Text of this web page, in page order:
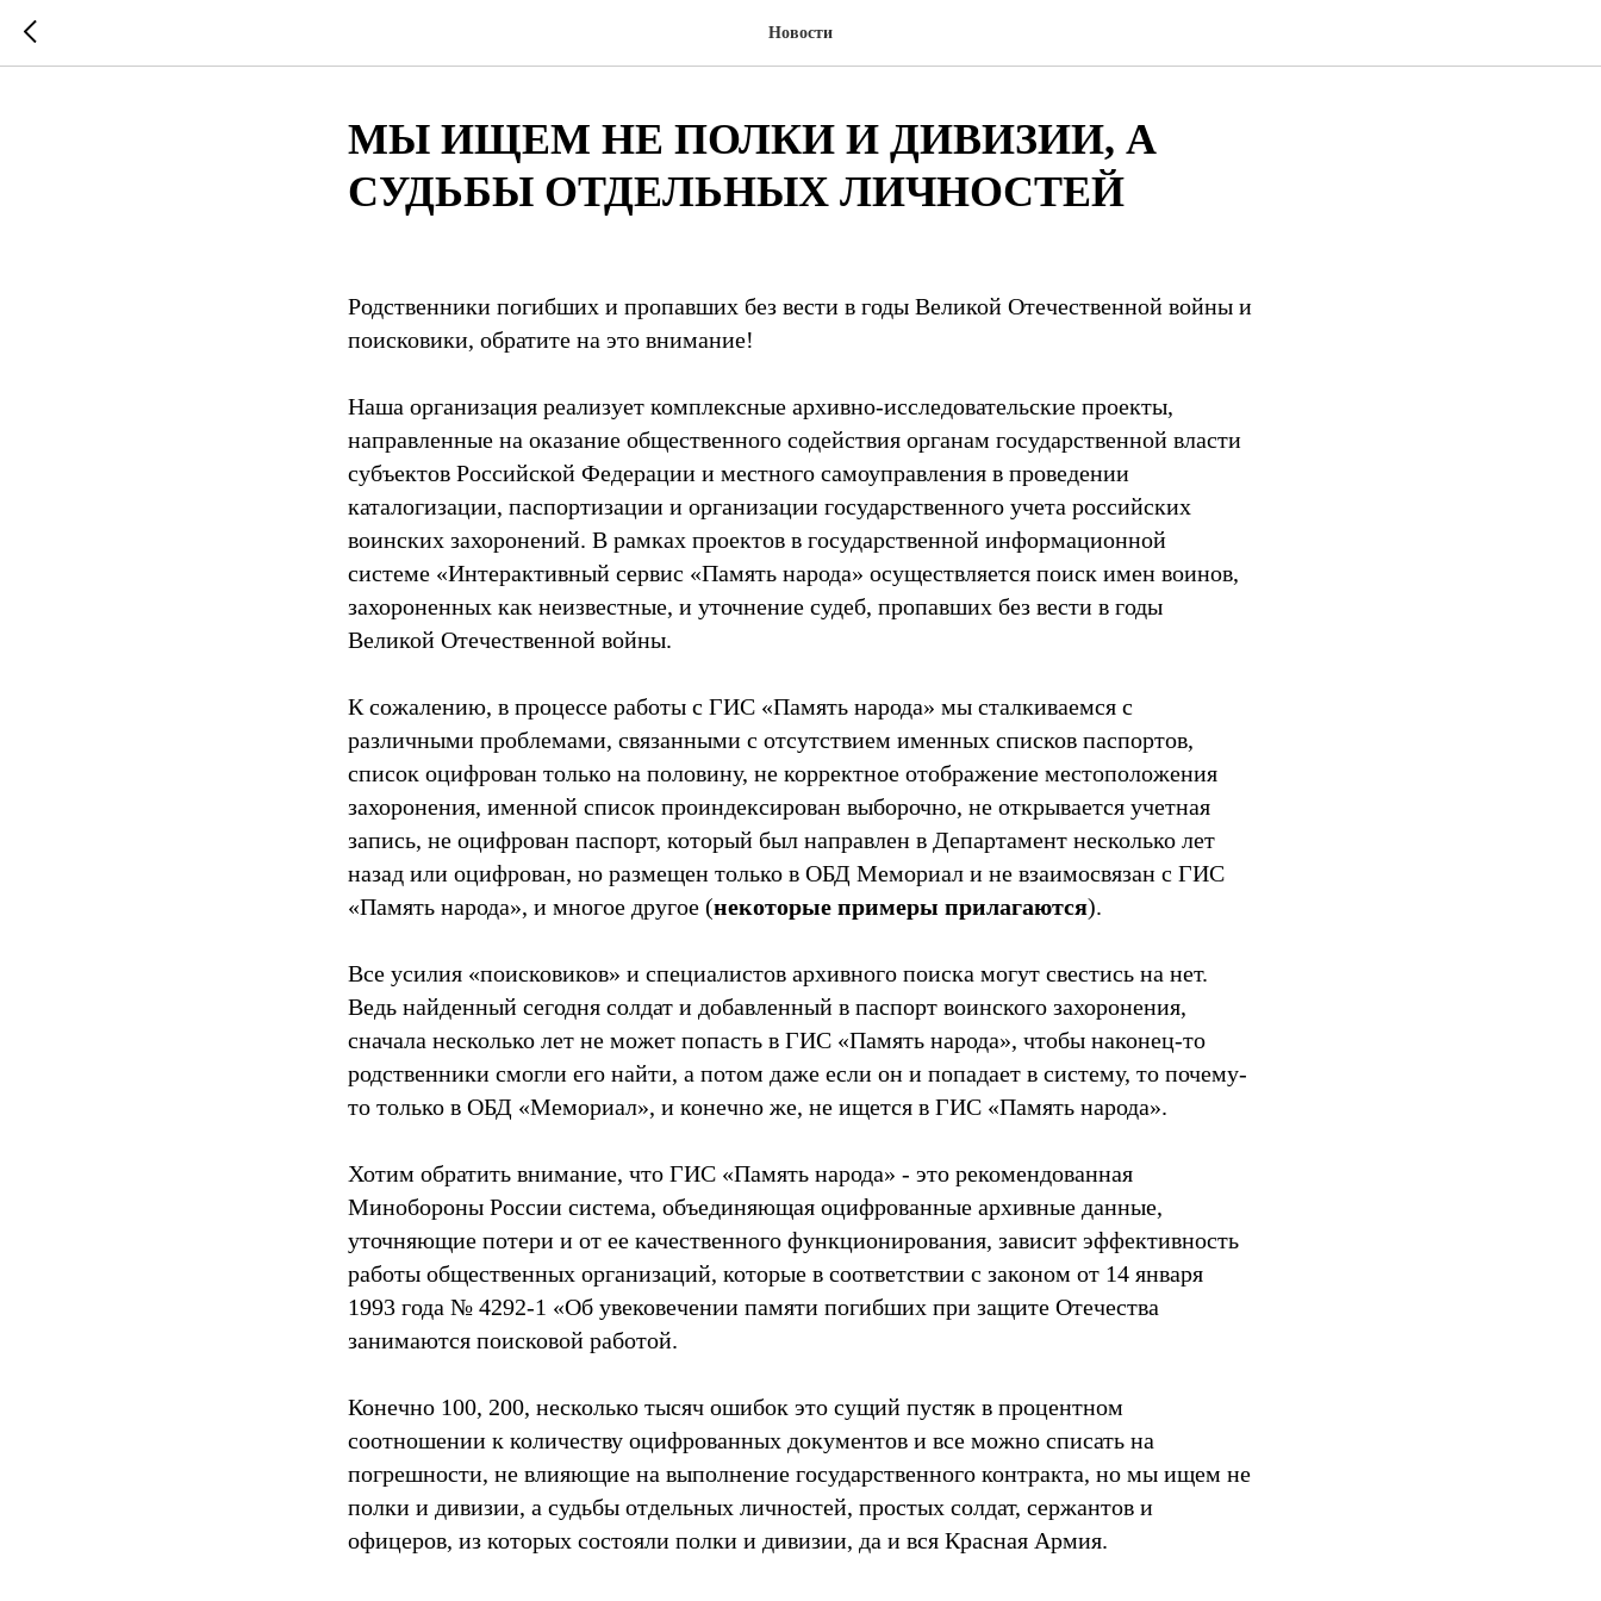
Новости
МЫ ИЩЕМ НЕ ПОЛКИ И ДИВИЗИИ, А
СУДЬБЫ ОТДЕЛЬНЫХ ЛИЧНОСТЕЙ
Родственники погибших и пропавших без вести в годы Великой Отечественной войны и
поисковики, обратите на это внимание!
Наша организация реализует комплексные архивно-исследовательские проекты,
направленные на оказание общественного содействия органам государственной власти
субъектов Российской Федерации и местного самоуправления в проведении
каталогизации, паспортизации и организации государственного учета российских
воинских захоронений. В рамках проектов в государственной информационной
системе «Интерактивный сервис «Память народа» осуществляется поиск имен воинов,
захороненных как неизвестные, и уточнение судеб, пропавших без вести в годы
Великой Отечественной войны.
К сожалению, в процессе работы с ГИС «Память народа» мы сталкиваемся с
различными проблемами, связанными с отсутствием именных списков паспортов,
список оцифрован только на половину, не корректное отображение местоположения
захоронения, именной список проиндексирован выборочно, не открывается учетная
запись, не оцифрован паспорт, который был направлен в Департамент несколько лет
назад или оцифрован, но размещен только в ОБД Мемориал и не взаимосвязан с ГИС
«Память народа», и многое другое (некоторые примеры прилагаются).
Все усилия «поисковиков» и специалистов архивного поиска могут свестись на нет.
Ведь найденный сегодня солдат и добавленный в паспорт воинского захоронения,
сначала несколько лет не может попасть в ГИС «Память народа», чтобы наконец-то
родственники смогли его найти, а потом даже если он и попадает в систему, то почему-
то только в ОБД «Мемориал», и конечно же, не ищется в ГИС «Память народа».
Хотим обратить внимание, что ГИС «Память народа» - это рекомендованная
Минобороны России система, объединяющая оцифрованные архивные данные,
уточняющие потери и от ее качественного функционирования, зависит эффективность
работы общественных организаций, которые в соответствии с законом от 14 января
1993 года № 4292-1 «Об увековечении памяти погибших при защите Отечества
занимаются поисковой работой.
Конечно 100, 200, несколько тысяч ошибок это сущий пустяк в процентном
соотношении к количеству оцифрованных документов и все можно списать на
погрешности, не влияющие на выполнение государственного контракта, но мы ищем не
полки и дивизии, а судьбы отдельных личностей, простых солдат, сержантов и
офицеров, из которых состояли полки и дивизии, да и вся Красная Армия.